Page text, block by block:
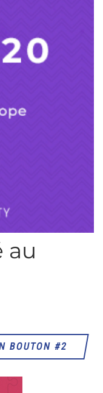
au
BOUTON #2